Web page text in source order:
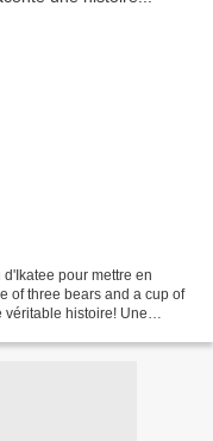
pour mettre en
of three bears and a cup of
véritable histoire! Une